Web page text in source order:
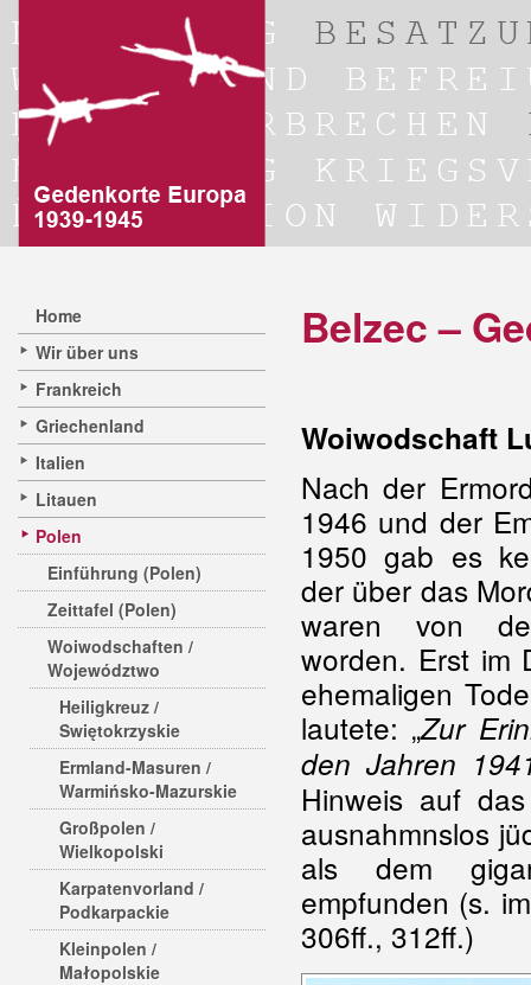
Home
Wir über uns
Frankreich
Griechenland
Italien
Litauen
Polen
Einführung (Polen)
Zeittafel (Polen)
Woiwodschaften /
Województwo
Heiligkreuz /
Swiętokrzyskie
Ermland-Masuren /
Warmińsko-Mazurskie
Großpolen /
Wielkopolski
Karpatenvorland /
Podkarpackie
Kleinpolen /
Małopolskie
Belzec –
Woiwodschaft
Nach der
1946 und der
1950 gab es
der über das
waren von
worden. Erst im
ehemaligen
lautete: „Zur
den Jahren
Hinweis auf
ausnahmnslos
als dem
empfunden (s.
306ff., 312ff.)